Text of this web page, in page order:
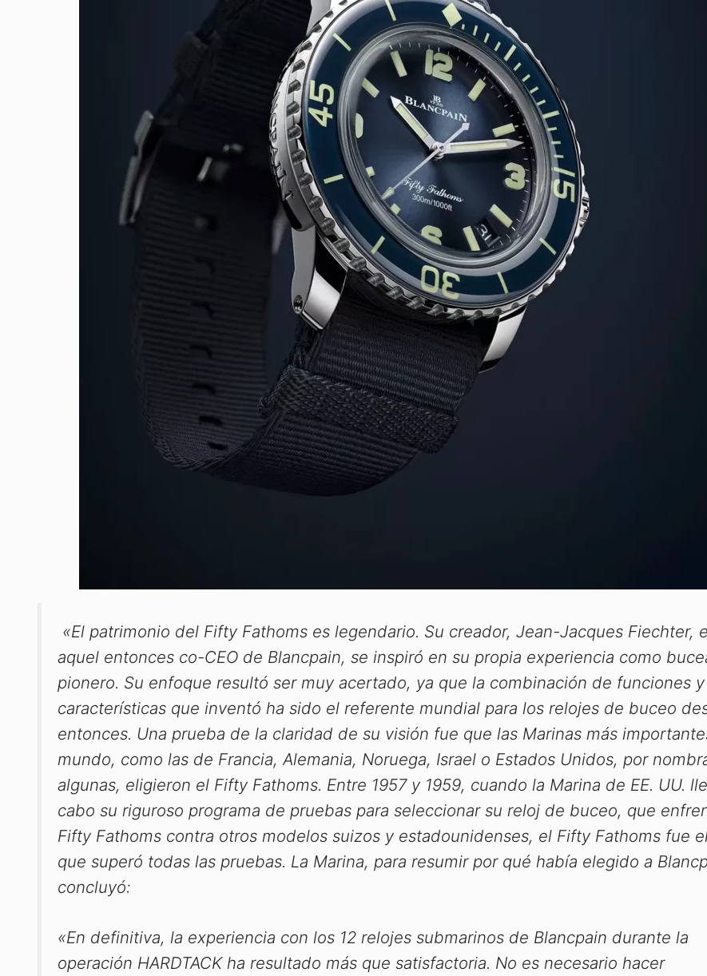
«El patrimonio del Fifty Fathoms es legendario. Su creador, Jean-Jacques Fiechter,
aquel entonces co-CEO de Blancpain, se inspiró en su propia experiencia como
pionero. Su enfoque resultó ser muy acertado, ya que la combinación de funciones y
características que inventó ha sido el referente mundial para los relojes de buceo
entonces. Una prueba de la claridad de su visión fue que las Marinas más
mundo, como las de Francia, Alemania, Noruega, Israel o Estados Unidos, por
algunas, eligieron el Fifty Fathoms. Entre 1957 y 1959, cuando la Marina de EE. UU.
cabo su riguroso programa de pruebas para seleccionar su reloj de buceo, que
Fifty Fathoms contra otros modelos suizos y estadounidenses, el Fifty Fathoms fue
que superó todas las pruebas. La Marina, para resumir por qué había elegido a
concluyó:
«En definitiva, la experiencia con los 12 relojes submarinos de Blancpain durante la
operación HARDTACK ha resultado más que satisfactoria. No es necesario hacer